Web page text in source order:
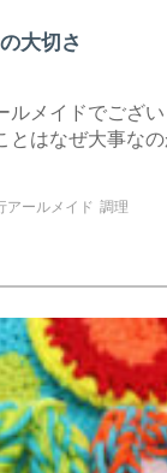
大切さ
ルメイドでござい
とはなぜ大事な
アールメイド 調理